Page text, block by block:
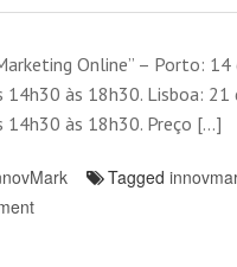
Online” – Porto:
14h30 às 18h30. Lisboa:
14h30 às 18h30. Preço […]
Tagged